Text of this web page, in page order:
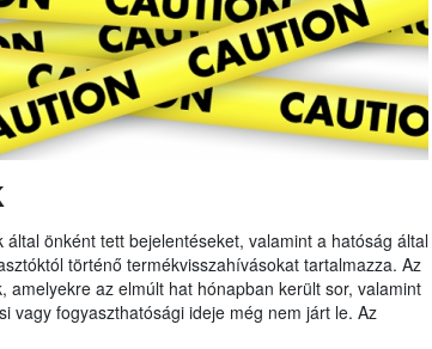
önként tett bejelentéseket, valamint a hatóság által
történő termékvisszahívásokat tartalmazza. Az
az elmúlt hat hónapban került sor, valamint
vagy fogyaszthatósági ideje még nem járt le. Az